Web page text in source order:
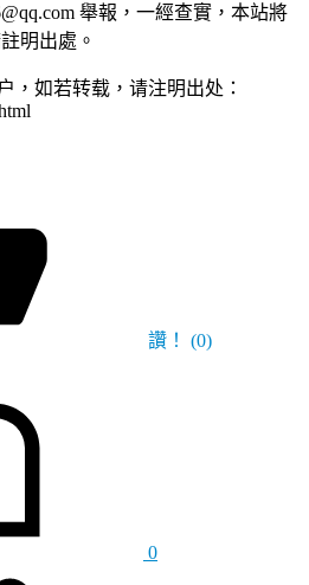
舉報，一經查實，本站將
明出處。
，如若转载，请注明出处：
讚！ (0)
0